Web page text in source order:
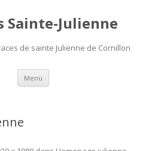
Sainte-Julienne
de sainte Julienne de Cornillon
Menu Aller
contenu